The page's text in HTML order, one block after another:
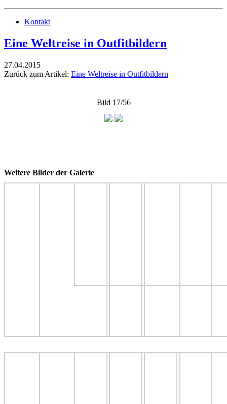
Kontakt
Eine Weltreise in Outfitbildern
27.04.2015
Zurück zum Artikel: Eine Weltreise in Outfitbildern
Bild 17/56
Weitere Bilder der Galerie